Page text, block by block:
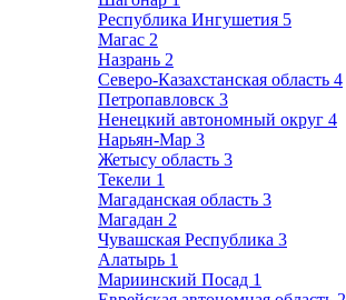
Республика Ингушетия 5
Магас 2
Назрань 2
Северо-Казахстанская область 4
Петропавловск 3
Ненецкий автономный округ 4
Нарьян-Мар 3
Жетысу область 3
Текели 1
Магаданская область 3
Магадан 2
Чувашская Республика 3
Алатырь 1
Мариинский Посад 1